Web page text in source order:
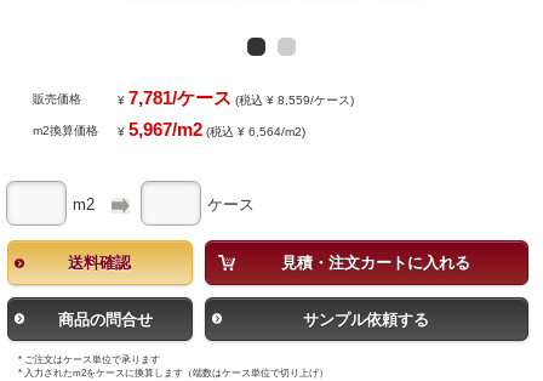
販売価格 ¥ 7,781/ケース (税込 ¥ 8,559/ケース)
m2換算価格 ¥5,967/m2 (税込 ¥ 6,564/m2)
m2 ケース
送料確認 見積・注文カートに入れる
商品の問合せ サンプル依頼する
* ご注文はケース単位で承ります
* 入力されたm2をケースに換算します（端数はケース単位で切り上げ）